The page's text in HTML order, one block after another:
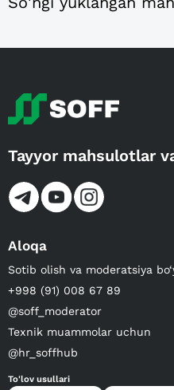
Tayyor mahsulotlar
Aloqa
Sotib olish va moderatsiya
+998 (91) 008 67 89
@soff_moderator
Texnik muammolar uchun
@hr_soffhub
To'lov usullari